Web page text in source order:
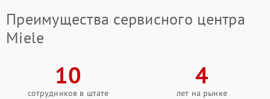
Преимущества сервисного центра
Miele
10
сотрудников в штате
4
лет на рынке